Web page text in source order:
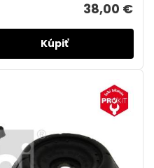
38,00 €